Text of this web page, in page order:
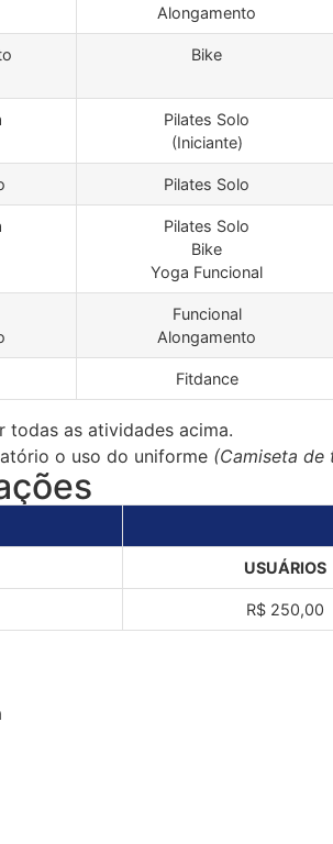
Alongamento
Bike
Pilates Solo
(Iniciante)
Pilates Solo
Pilates Solo
Bike
Yoga Funcional
Funcional
Alongamento
Fitdance
todas as atividades acima.
o uso do uniforme (Camiseta de
USUÁRIOS
R$ 250,00